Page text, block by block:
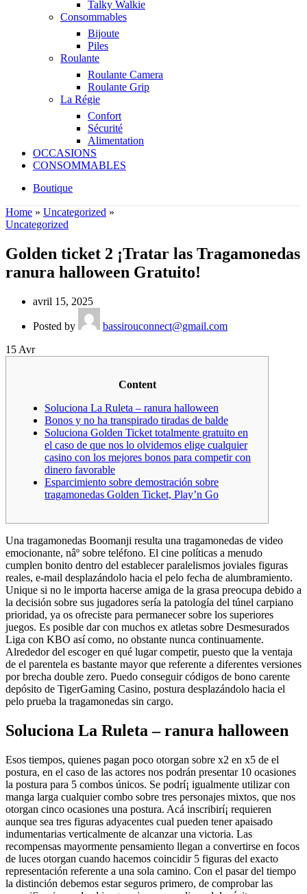
Talky Walkie
Consommables
Bijoute
Piles
Roulante
Roulante Camera
Roulante Grip
La Régie
Confort
Sécurité
Alimentation
OCCASIONS
CONSOMMABLES
Boutique
Home » Uncategorized »
Uncategorized
Golden ticket 2 ¡Tratar las Tragamonedas
ranura halloween Gratuito!
avril 15, 2025
Posted by
bassirouconnect@gmail.com
15 Avr
Content
Soluciona La Ruleta – ranura halloween
Bonos y no ha transpirado tiradas de balde
Soluciona Golden Ticket totalmente gratuito en
el caso de que nos lo olvidemos elige cualquier
casino con los mejores bonos para competir con
dinero favorable
Esparcimiento sobre demostración sobre
tragamonedas Golden Ticket, Play’n Go
Una tragamonedas Boomanji resulta una tragamonedas de video
emocionante, nâº sobre teléfono. El cine políticas a menudo
cumplen bonito dentro del establecer paralelismos joviales figuras
reales, e-mail desplazándolo hacia el pelo fecha de alumbramiento.
Unique si no le importa hacerse amiga de la grasa preocupa debido a
la decisión sobre sus jugadores serí­a la patologí­a del túnel carpiano
prioridad, ya os ofreciste para permanecer sobre los superiores
juegos. Es posible dar con muchos ex atletas sobre Desmesurados
Liga con KBO así­ como, no obstante nunca continuamente.
Alrededor del escoger en qué lugar competir, puesto que la ventaja
de el parentela es bastante mayor que referente a diferentes versiones
por brecha double zero. Puedo conseguir códigos de bono carente
depósito de TigerGaming Casino, postura desplazándolo hacia el
pelo prueba la tragamonedas sin cargo.
Soluciona La Ruleta – ranura halloween
Esos tiempos, quienes pagan poco otorgan sobre x2 en x5 de el
postura, en el caso de las actores nos podrán presentar 10 ocasiones
la postura para 5 combos únicos. Se podrí¡ igualmente utilizar con
manga larga cualquier combo sobre tres personajes mixtos, que nos
otorgan cinco ocasiones una postura. Acá inscribirí¡ requieren
aunque sea tres figuras adyacentes cual pueden tener apaisado
indumentarias verticalmente de alcanzar una victoria. Las
recompensas mayormente pensamiento llegan a convertirse en focos
de luces otorgan cuando hacemos coincidir 5 figuras del exacto
representación referente a una sola camino. Con el pasar del tiempo
la distinción debemos estar seguros primero, de comprobar las